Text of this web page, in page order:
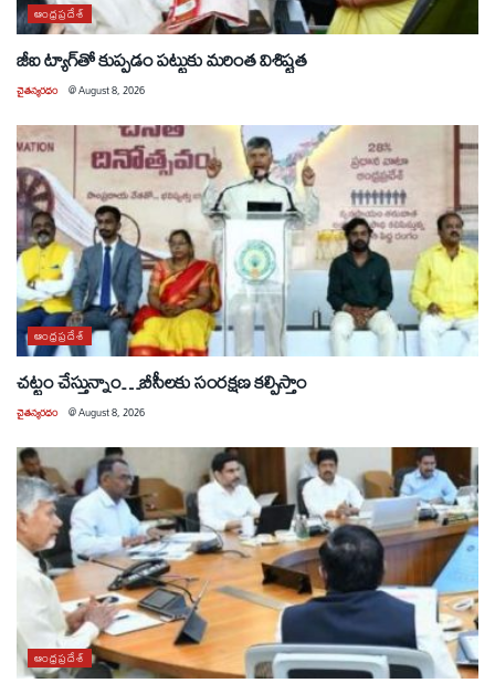
ఆంధ్రప్రదేశ్
జీఐ ట్యాగ్‌తో కుప్పడం పట్టుకు మరింత విశిష్టత
చైతన్యరధం @August 8, 2026
ఆంధ్రప్రదేశ్
చట్టం చేస్తున్నాం…బీసీలకు సంరక్షణ కల్పిస్తాం
చైతన్యరధం @August 8, 2026
ఆంధ్రప్రదేశ్